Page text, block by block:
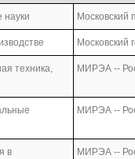
науки Московский
Московский
техника,
МИРЭА --
МИРЭА --
в
МИРЭА --